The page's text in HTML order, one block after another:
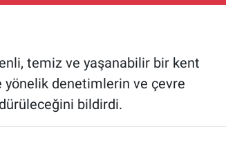
temiz ve yaşanabilir bir kent
yönelik denetimlerin ve çevre
bildirdi.